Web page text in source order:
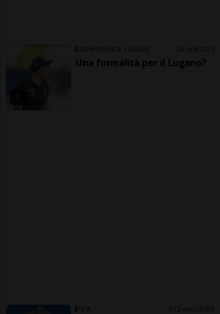
CONFERENCE LEAGUE 4 ore 2 5
Una formalità per il Lugano?
FIFA 12 ore 3 65